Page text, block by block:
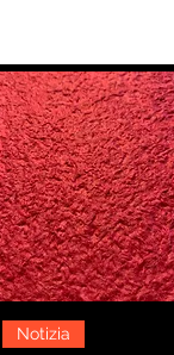
Notizia